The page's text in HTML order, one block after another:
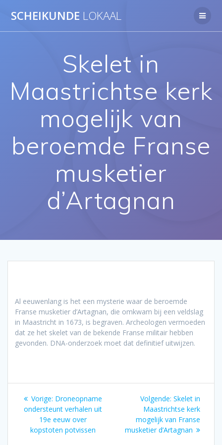
naar
SCHEIKUNDE LOKAAL
Skelet in
Maastrichtse kerk
mogelijk van
beroemde Franse
musketier
d’Artagnan
Al eeuwenlang is het een mysterie waar de beroemde
Franse musketier d’Artagnan, die omkwam bij een veldslag
in Maastricht in 1673, is begraven. Archeologen vermoeden
dat ze het skelet van de bekende Franse militair hebben
gevonden. DNA-onderzoek moet dat definitief uitwijzen.
Bericht
navigatie
Vorige: Vorig
bericht:
Droneopname
ondersteunt verhalen uit
19e eeuw over
kopstoten potvissen
Volgende: Volgend
bericht:
Skelet in
Maastrichtse kerk
mogelijk van Franse
musketier d’Artagnan